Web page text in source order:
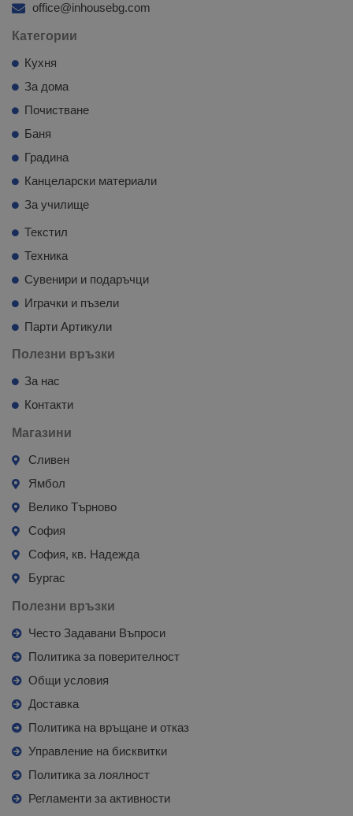
office@inhousebg.com
Категории
Кухня
За дома
Почистване
Баня
Градина
Канцеларски материали
За училище
Текстил
Техника
Сувенири и подаръчци
Играчки и пъзели
Парти Артикули
Полезни връзки
За нас
Контакти
Магазини
Сливен
Ямбол
Велико Търново
София
София, кв. Надежда
Бургас
Полезни връзки
Често Задавани Въпроси
Политика за поверителност
Общи условия
Доставка
Политика на връщане и отказ
Управление на бисквитки
Политика за лоялност
Регламенти за активности